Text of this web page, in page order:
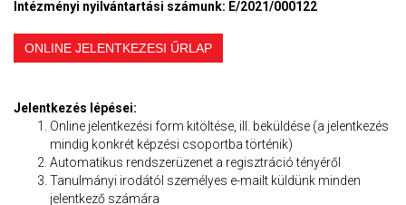
Intézményi nyilvántartási számunk: E/2021/000122
ONLINE JELENTKEZESI ŰRLAP
Jelentkezés lépései:
Online jelentkezési form kitöltése, ill. beküldése (a jelentkezés
mindig konkrét képzési csoportba történik)
Automatikus rendszerüzenet a regisztráció tényéről
Tanulmányi irodától személyes e-mailt küldünk minden
jelentkező számára